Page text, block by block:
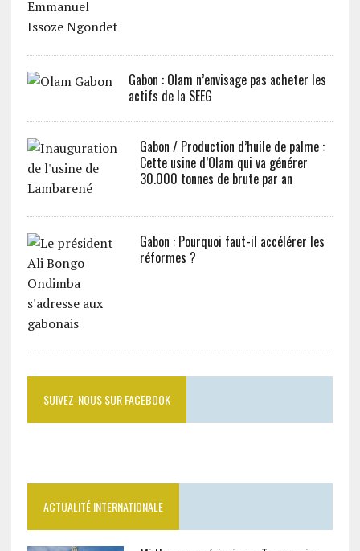
Gabon : Olam n’envisage pas acheter les
actifs de la SEEG
Gabon / Production d’huile de palme :
Cette usine d’Olam qui va générer
30.000 tonnes de brute par an
Gabon : Pourquoi faut-il accélérer les
réformes ?
SUIVEZ-NOUS SUR FACEBOOK
ACTUALITÉ INTERNATIONALE